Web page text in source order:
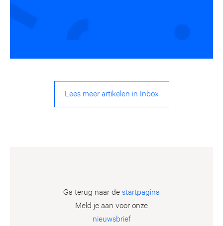
Lees meer artikelen in Inbox
Ga terug naar destartpagina
Meld je aan voor onze
nieuwsbrief